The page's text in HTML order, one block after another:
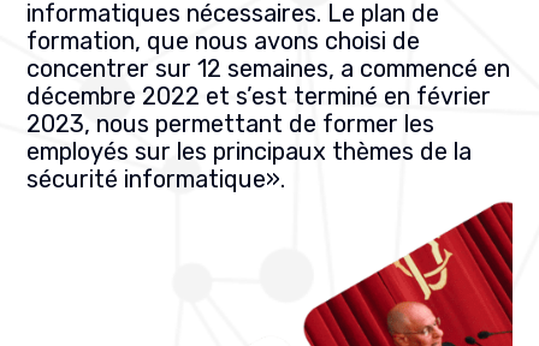
informatiques nécessaires. Le plan de
formation, que nous avons choisi de
concentrer sur 12 semaines, a commencé en
décembre 2022 et s’est terminé en février
2023, nous permettant de former les
employés sur les principaux thèmes de la
sécurité informatique».